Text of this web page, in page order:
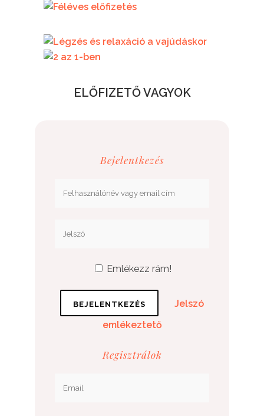
7.500.- / HÓ
RÉSZLETEK
ELŐFIZETŐ VAGYOK
Bejelentkezés
Emlékezz rám!
Jelszó
emlékeztető
Regisztrálok